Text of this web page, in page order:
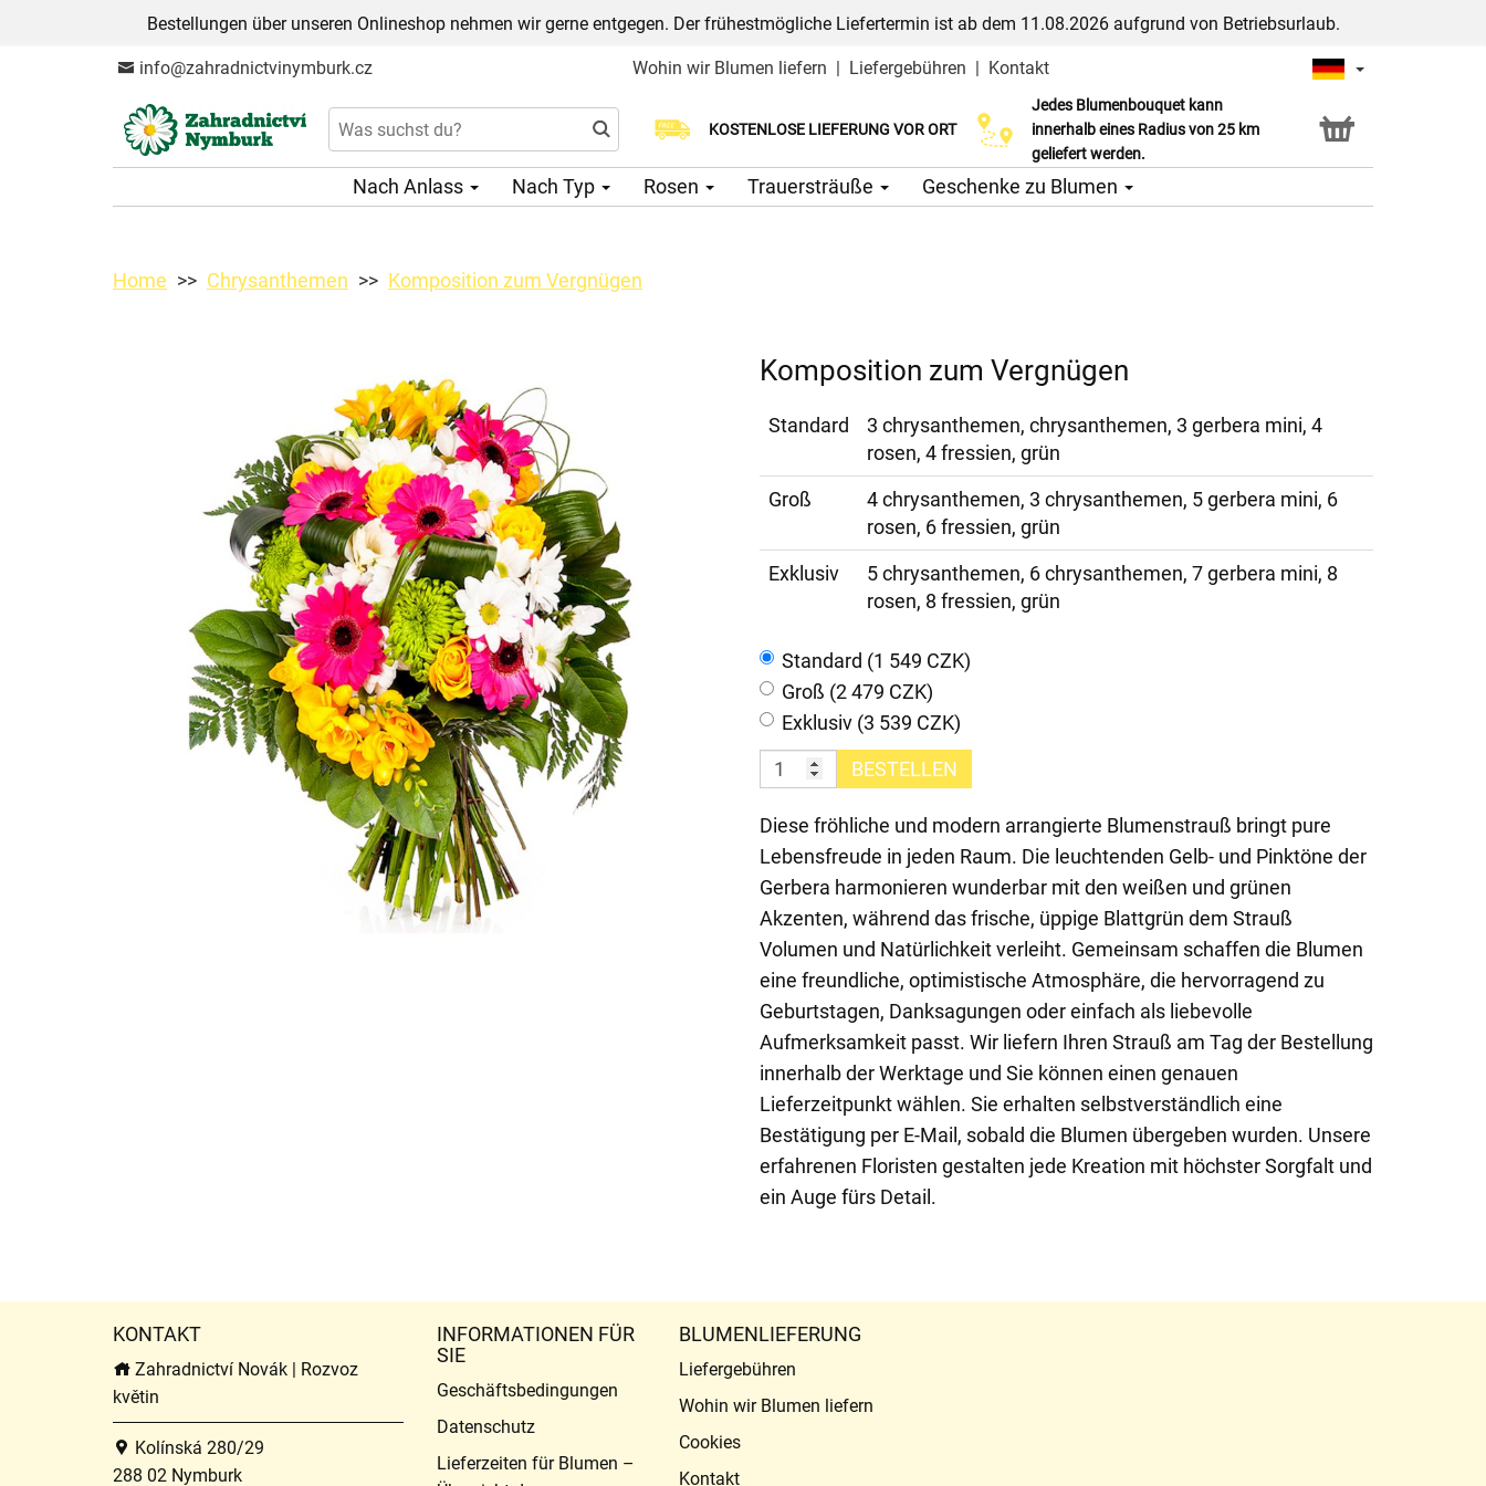
Bestellungen über unseren Onlineshop nehmen wir gerne entgegen. Der frühestmögliche Liefertermin ist ab dem 11.08.2026 aufgrund von Betriebsurlaub.
info@zahradnictvinymburk.cz Wohin wir Blumen liefern | Liefergebühren | Kontakt
KOSTENLOSE LIEFERUNG VOR ORT
Wählen Sie Ihr Lieferdatum
Jedes Blumenbouquet kann
innerhalb eines Radius von 25 km
geliefert werden.
Click & Collect Service
Nach Anlass Nach Typ Rosen Trauersträuße Geschenke zu Blumen
Home Chrysanthemen Komposition zum Vergnügen
Komposition zum Vergnügen
Standard
3 chrysanthemen, chrysanthemen, 3 gerbera mini, 4
rosen, 4 fressien, grün
Groß
4 chrysanthemen, 3 chrysanthemen, 5 gerbera mini, 6
rosen, 6 fressien, grün
Exklusiv
5 chrysanthemen, 6 chrysanthemen, 7 gerbera mini, 8
rosen, 8 fressien, grün
Standard (1 549 CZK)
Groß (2 479 CZK)
Exklusiv (3 539 CZK)
BESTELLEN
Diese fröhliche und modern arrangierte Blumenstrauß bringt pure
Lebensfreude in jeden Raum. Die leuchtenden Gelb- und Pinktöne der
Gerbera harmonieren wunderbar mit den weißen und grünen
Akzenten, während das frische, üppige Blattgrün dem Strauß
Volumen und Natürlichkeit verleiht. Gemeinsam schaffen die Blumen
eine freundliche, optimistische Atmosphäre, die hervorragend zu
Geburtstagen, Danksagungen oder einfach als liebevolle
Aufmerksamkeit passt. Wir liefern Ihren Strauß am Tag der Bestellung
innerhalb der Werktage und Sie können einen genauen
Lieferzeitpunkt wählen. Sie erhalten selbstverständlich eine
Bestätigung per E-Mail, sobald die Blumen übergeben wurden. Unsere
erfahrenen Floristen gestalten jede Kreation mit höchster Sorgfalt und
ein Auge fürs Detail.
KONTAKT
Zahradnictví Novák | Rozvoz
květin
Kolínská 280/29
288 02 Nymburk
INFORMATIONEN FÜR
SIE
Geschäftsbedingungen
Datenschutz
Lieferzeiten für Blumen –
BLUMENLIEFERUNG
Liefergebühren
Wohin wir Blumen liefern
Cookies
Kontakt